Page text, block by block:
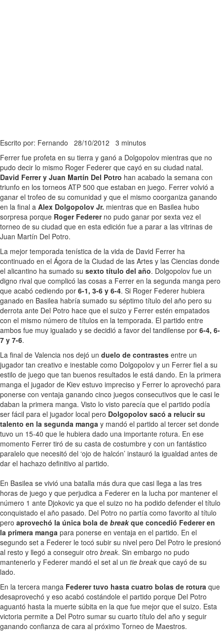
Escrito por: Fernando 28/10/2012 3 minutos
Ferrer fue profeta en su tierra y ganó a Dolgopolov mientras que no
pudo decir lo mismo Roger Federer que cayó en su ciudad natal.
David Ferrer y Juan Martín Del Potro han acabado la semana con
triunfo en los torneos ATP 500 que estaban en juego. Ferrer volvió a
ganar el trofeo de su comunidad y que el mismo coorganiza ganando
en la final a Alex Dolgopolov Jr. mientras que en Basilea hubo
sorpresa porque Roger Federerno pudo ganar por sexta vez el
torneo de su ciudad que en esta edición fue a parar a las vitrinas de
Juan Martín Del Potro.
La mejor temporada tenística de la vida de David Ferrer ha
continuado en el Ágora de la Ciudad de las Artes y las Ciencias donde
el alicantino ha sumado su sexto título del año. Dolgopolov fue un
digno rival que complicó las cosas a Ferrer en la segunda manga pero
que acabó cediendo por 6-1, 3-6 y 6-4. Si Roger Federer hubiera
ganado en Basilea habría sumado su séptimo título del año pero su
derrota ante Del Potro hace que el suizo y Ferrer estén empatados
con el mismo número de títulos en la temporada. El partido entre
ambos fue muy igualado y se decidió a favor del tandilense por 6-4, 6-
7 y 7-6.
La final de Valencia nos dejó un duelo de contrastes entre un
jugador tan creativo e inestable como Dolgopolov y un Ferrer fiel a su
estilo de juego que tan buenos resultados le está dando. En la primera
manga el jugador de Kiev estuvo impreciso y Ferrer lo aprovechó para
ponerse con ventaja ganando cinco juegos consecutivos que le casi le
daban la primera manga. Visto lo visto parecía que el partido podía
ser fácil para el jugador local pero Dolgopolov sacó a relucir su
talento en la segunda manga y mandó el partido al tercer set donde
tuvo un 15-40 que le hubiera dado una importante rotura. En ese
momento Ferrer tiró de su casta de costumbre y con un fantástico
paralelo que necesitó del ‘ojo de halcón’ instauró la igualdad antes de
dar el hachazo definitivo al partido.
En Basilea se vivió una batalla más dura que casi llega a las tres
horas de juego y que perjudica a Federer en la lucha por mantener el
número 1 ante Djokovic ya que el suizo no ha podido defender el título
conquistado el año pasado. Del Potro no partía como favorito al título
pero aprovechó la única bola de breakque concedió Federer en
la primera manga para ponerse en ventaja en el partido. En el
segundo set a Federer le tocó subir su nivel pero Del Potro le presionó
al resto y llegó a conseguir otro break. Sin embargo no pudo
mantenerlo y Federer mandó el set al un tie break que cayó de su
lado.
En la tercera manga Federer tuvo hasta cuatro bolas de rotura que
desaprovechó y eso acabó costándole el partido porque Del Potro
aguantó hasta la muerte súbita en la que fue mejor que el suizo. Esta
victoria permite a Del Potro sumar su cuarto título del año y seguir
ganando confianza de cara al próximo Torneo de Maestros.